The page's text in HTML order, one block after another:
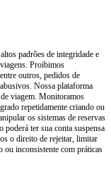
padrões de integridade e
Proibimos
outros, pedidos de
Nossa plataforma
viagem. Monitoramos
repetidamente criando ou
os sistemas de reservas
poderá ter sua conta suspensa
o direito de rejeitar, limitar
ou inconsistente com práticas